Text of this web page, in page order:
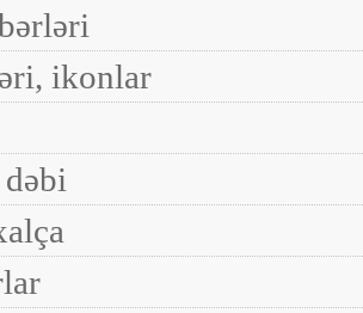
ikonlar